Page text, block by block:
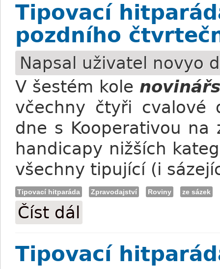
Tipovací
pozdního
Napsal uživatel novyo
V šestém kole
včechny čtyři cvalové
dne s Kooperativou na
handicapy nižších
všechny tipující (i
Tipovací hitparáda Zpravodajství Roviny ze sázek
Číst dál
Tipovací